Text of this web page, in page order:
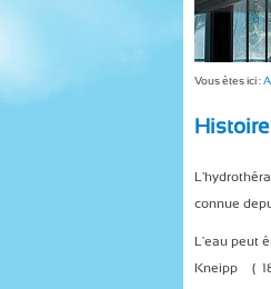
Vous êtes ici :
connue
L'eau peut
Kneipp (